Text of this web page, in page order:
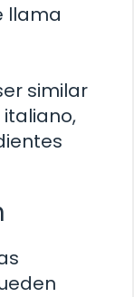
llama
similar